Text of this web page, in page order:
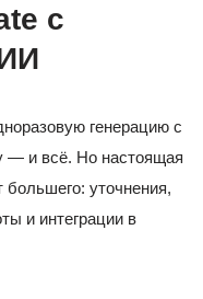
с
генерацию с
и всё. Но настоящая
большего: уточнения,
и интеграции в